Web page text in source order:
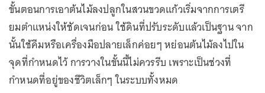
ขั้นตอนการเอาต้นไม้ลงปลูกในสวนขวดแก้วเริ่มจากการเตรี
ยมตำแหน่งให้ชัดเจนก่อน ใช้ดินที่ปรับระดับแล้วเป็นฐาน จาก
นั้นใช้คีมหรือเครื่องมือปลายเล็กค่อยๆ หย่อนต้นไม้ลงไปใน
จุดที่กำหนดไว้ การวางในขั้นนี้ไม่ควรรีบ เพราะเป็นช่วงที่
กำหนดที่อยู่ของชีวิตเล็กๆ ในระบบทั้งหมด